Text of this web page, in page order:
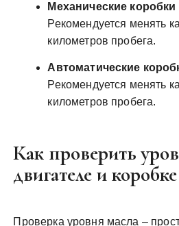
Механические коробки
Рекомендуется менять
километров пробега.
Автоматические
Рекомендуется менять
километров пробега.
Как проверить
двигателе и
Проверка уровня масла –